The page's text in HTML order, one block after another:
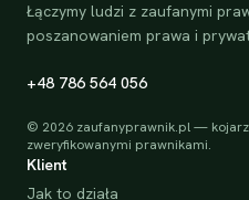
Łączymy ludzi z zaufanymi
poszanowaniem prawa i
+48 786 564 056
© 2026 zaufanyprawnik.pl —
zweryfikowanymi prawnikami.
Klient
Jak to działa